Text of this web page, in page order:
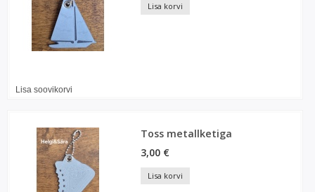
Lisa korvi
Lisa soovikorvi
Toss metallketiga
3,00 €
Lisa korvi